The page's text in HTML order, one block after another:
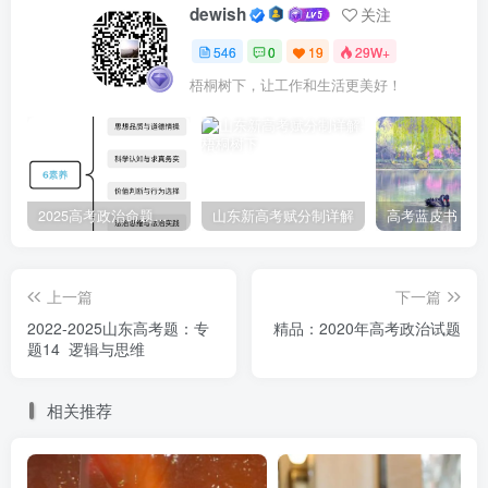
dewish 关注
546 0 19 29W+
梧桐树下，让工作和生活更美好！
2025高考政治命题纲要解读 山东新高考赋分制详解
上一篇
2022-2025山东高考题：专
题14 逻辑与思维
下一篇
精品：2020年高考政治试题
相关推荐